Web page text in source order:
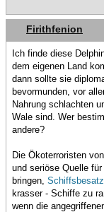
Firithfenion
Ich finde diese
dem eigenen Land
dann sollte sie
bevormunden, vor
Nahrung schlachten
Wale sind. Wer
andere?
Die Ökoterroristen
und seriöse Quelle
bringen,
krasser - Schiffe zu
wenn die